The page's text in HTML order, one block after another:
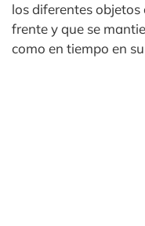
los diferentes
frente y que se
como en tiempo en